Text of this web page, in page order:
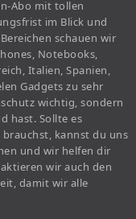
Abo mit tollen
im Blick und
schauen wir
Notebooks,
Italien, Spanien,
Gadgets zu sehr
wichtig, sondern
hast. Sollte es
kannst du uns
und wir helfen dir
wir auch den
damit wir alle